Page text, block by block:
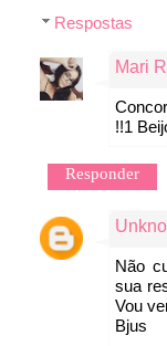
Respostas
Mari
!!1
Responder
Não
sua
Vou
Bjus